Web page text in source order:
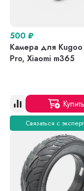
500 ₽
Камера для
Pro, Xiaomi m365
Купить
Связаться с